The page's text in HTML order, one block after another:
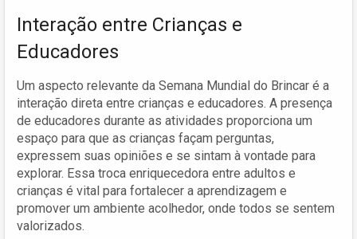
Interação entre Crianças e
Educadores
Um aspecto relevante da Semana Mundial do Brincar é a
interação direta entre crianças e educadores. A presença
de educadores durante as atividades proporciona um
espaço para que as crianças façam perguntas,
expressem suas opiniões e se sintam à vontade para
explorar. Essa troca enriquecedora entre adultos e
crianças é vital para fortalecer a aprendizagem e
promover um ambiente acolhedor, onde todos se sentem
valorizados.